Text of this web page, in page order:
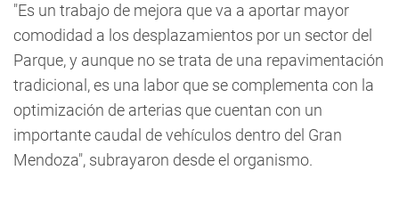
"Es un trabajo de mejora que va a aportar mayor
comodidad a los desplazamientos por un sector del
Parque, y aunque no se trata de una repavimentación
tradicional, es una labor que se complementa con la
optimización de arterias que cuentan con un
importante caudal de vehículos dentro del Gran
Mendoza", subrayaron desde el organismo.